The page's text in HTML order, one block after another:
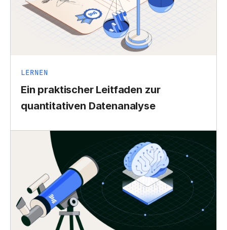
LERNEN
Ein praktischer Leitfaden zur
quantitativen Datenanalyse